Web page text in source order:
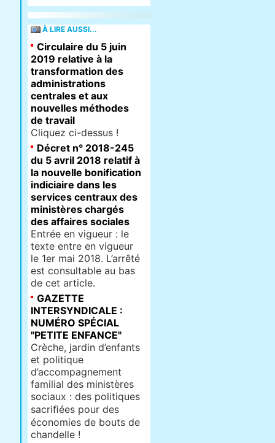
À LIRE AUSSI...
Circulaire du 5 juin
2019 relative à la
transformation des
administrations
centrales et aux
nouvelles méthodes
de travail
Cliquez ci-dessus !
Décret n° 2018-245
du 5 avril 2018 relatif à
la nouvelle bonification
indiciaire dans les
services centraux des
ministères chargés
des affaires sociales
Entrée en vigueur : le
texte entre en vigueur
le 1er mai 2018. L’arrêté
est consultable au bas
de cet article.
GAZETTE
INTERSYNDICALE :
NUMÉRO SPÉCIAL
"PETITE ENFANCE"
Crèche, jardin d’enfants
et politique
d’accompagnement
familial des ministères
sociaux : des politiques
sacriﬁées pour des
économies de bouts de
chandelle !